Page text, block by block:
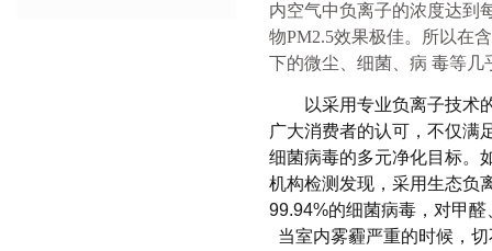
内空气中负离子的浓度达到
物PM2.5效果极佳。所以在
下的微尘、细菌、病 毒等几
以采用专业负离子技术
广大消费者的认可，不仅满
细菌病毒的多元净化目标。
机构检测发现，采用生态负
99.94%的细菌病毒，对甲醛
当室内雾霾严重的时候，